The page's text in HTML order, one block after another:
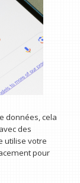
données, cela
des
utilise votre
pour